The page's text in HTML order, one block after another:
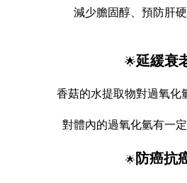
減少膽固醇、預防肝硬
🌟延緩衰
香菇的水提取物對過氧化
對體內的過氧化氫有一
🌟 防癌抗